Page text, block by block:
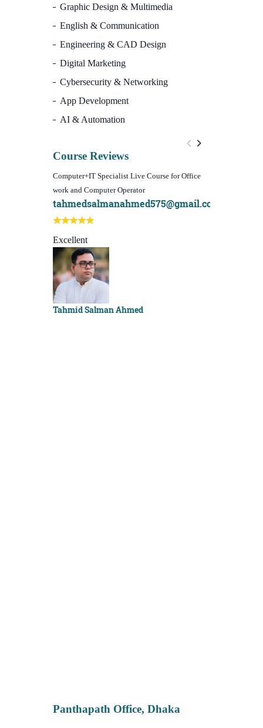
Graphic Design & Multimedia
English & Communication
Engineering & CAD Design
Digital Marketing
Cybersecurity & Networking
App Development
AI & Automation
Course Reviews
Computer+IT Specialist Live Course for Office
work and Computer Operator
tahmedsalmanahmed575@gmail.com
Excellent
Tahmid Salman Ahmed
Panthapath Office, Dhaka